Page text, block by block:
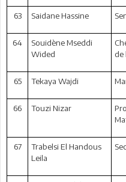
63 Saidane Hassine
64
Souidène Mseddi
Wided
de
65 Tekaya Wajdi
66 Touzi Nizar
67
Trabelsi El Handous
Leila